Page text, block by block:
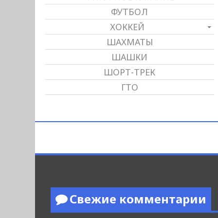
ФУТБОЛ
ХОККЕЙ
ШАХМАТЫ
ШАШКИ
ШОРТ-ТРЕК
ГТО
Свежие комментарии